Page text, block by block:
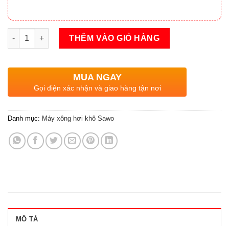
Máy xông hơi khô Sawo Savonia 12kw số lượng
THÊM VÀO GIỎ HÀNG
MUA NGAY
Gọi điện xác nhận và giao hàng tận nơi
Danh mục: Máy xông hơi khô Sawo
MÔ TẢ